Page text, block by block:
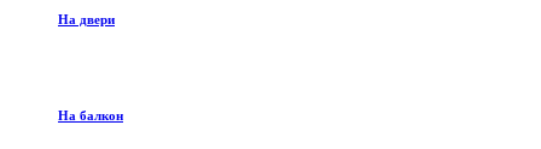
На двери
На балкон